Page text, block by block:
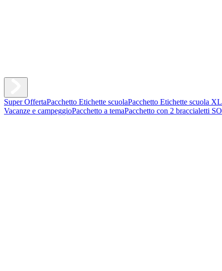
Super OffertaPacchetto Etichette scuolaPacchetto Etichette scuola XL
Vacanze e campeggioPacchetto a temaPacchetto con 2 braccialetti